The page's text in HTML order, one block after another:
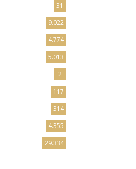
31
9.022
4.774
5.013
2
117
314
4.355
29.334